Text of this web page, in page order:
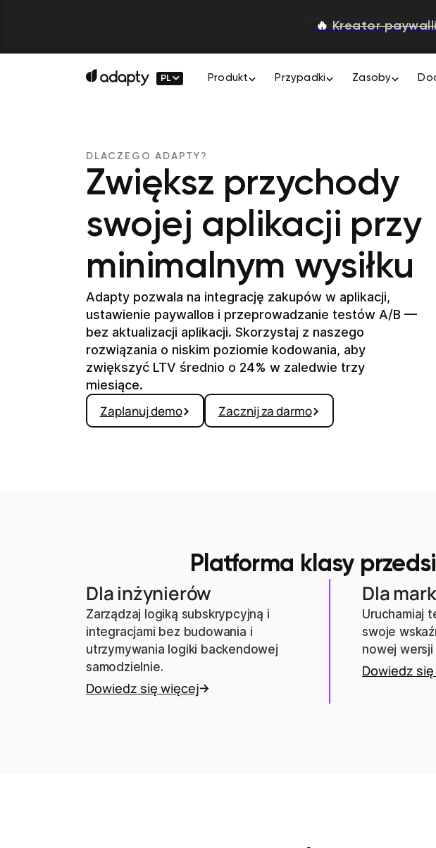
🔥 Kreator
PL Produkt Przypadki Zasoby
DLACZEGO ADAPTY?
Zwiększ przychody
swojej aplikacji przy
minimalnym wysiłku
Adapty pozwala na integrację zakupów w aplikacji,
ustawienie paywallов i przeprowadzanie testów A/B —
bez aktualizacji aplikacji. Skorzystaj z naszego
rozwiązania o niskim poziomie kodowania, aby
zwiększyć LTV średnio o 24% w zaledwie trzy
miesiące.
Zaplanuj demo Zacznij za darmo
Platforma klasy
Dla inżynierów
Zarządzaj logiką subskrypcyjną i
integracjami bez budowania i
utrzymywania logiki backendowej
samodzielnie.
Dowiedz się więcej
Dla
Uruchamiaj
swoje
nowej wersji
Dowiedz